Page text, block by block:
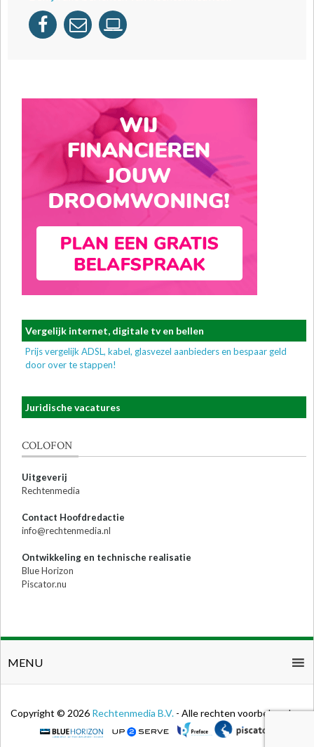
Vergelijk internet, digitale tv en bellen
Prijs vergelijk ADSL, kabel, glasvezel aanbieders en bespaar geld
door over te stappen!
Juridische vacatures
COLOFON
Uitgeverij
Rechtenmedia
Contact Hoofdredactie
info@rechtenmedia.nl
Ontwikkeling en technische realisatie
Blue Horizon
Piscator.nu
MENU
Copyright © 2026 Rechtenmedia B.V. - Alle rechten voorbehouden.